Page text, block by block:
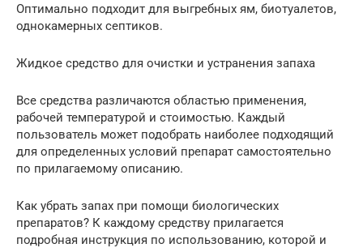
Оптимально подходит для выгребных ям, биотуалетов,
однокамерных септиков.
Жидкое средство для очистки и устранения запаха
Все средства различаются областью применения,
рабочей температурой и стоимостью. Каждый
пользователь может подобрать наиболее подходящий
для определенных условий препарат самостоятельно
по прилагаемому описанию.
Как убрать запах при помощи биологических
препаратов? К каждому средству прилагается
подробная инструкция по использованию, которой и